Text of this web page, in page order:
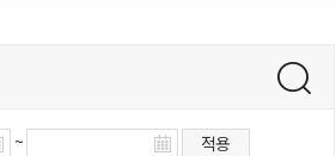
~ 적용